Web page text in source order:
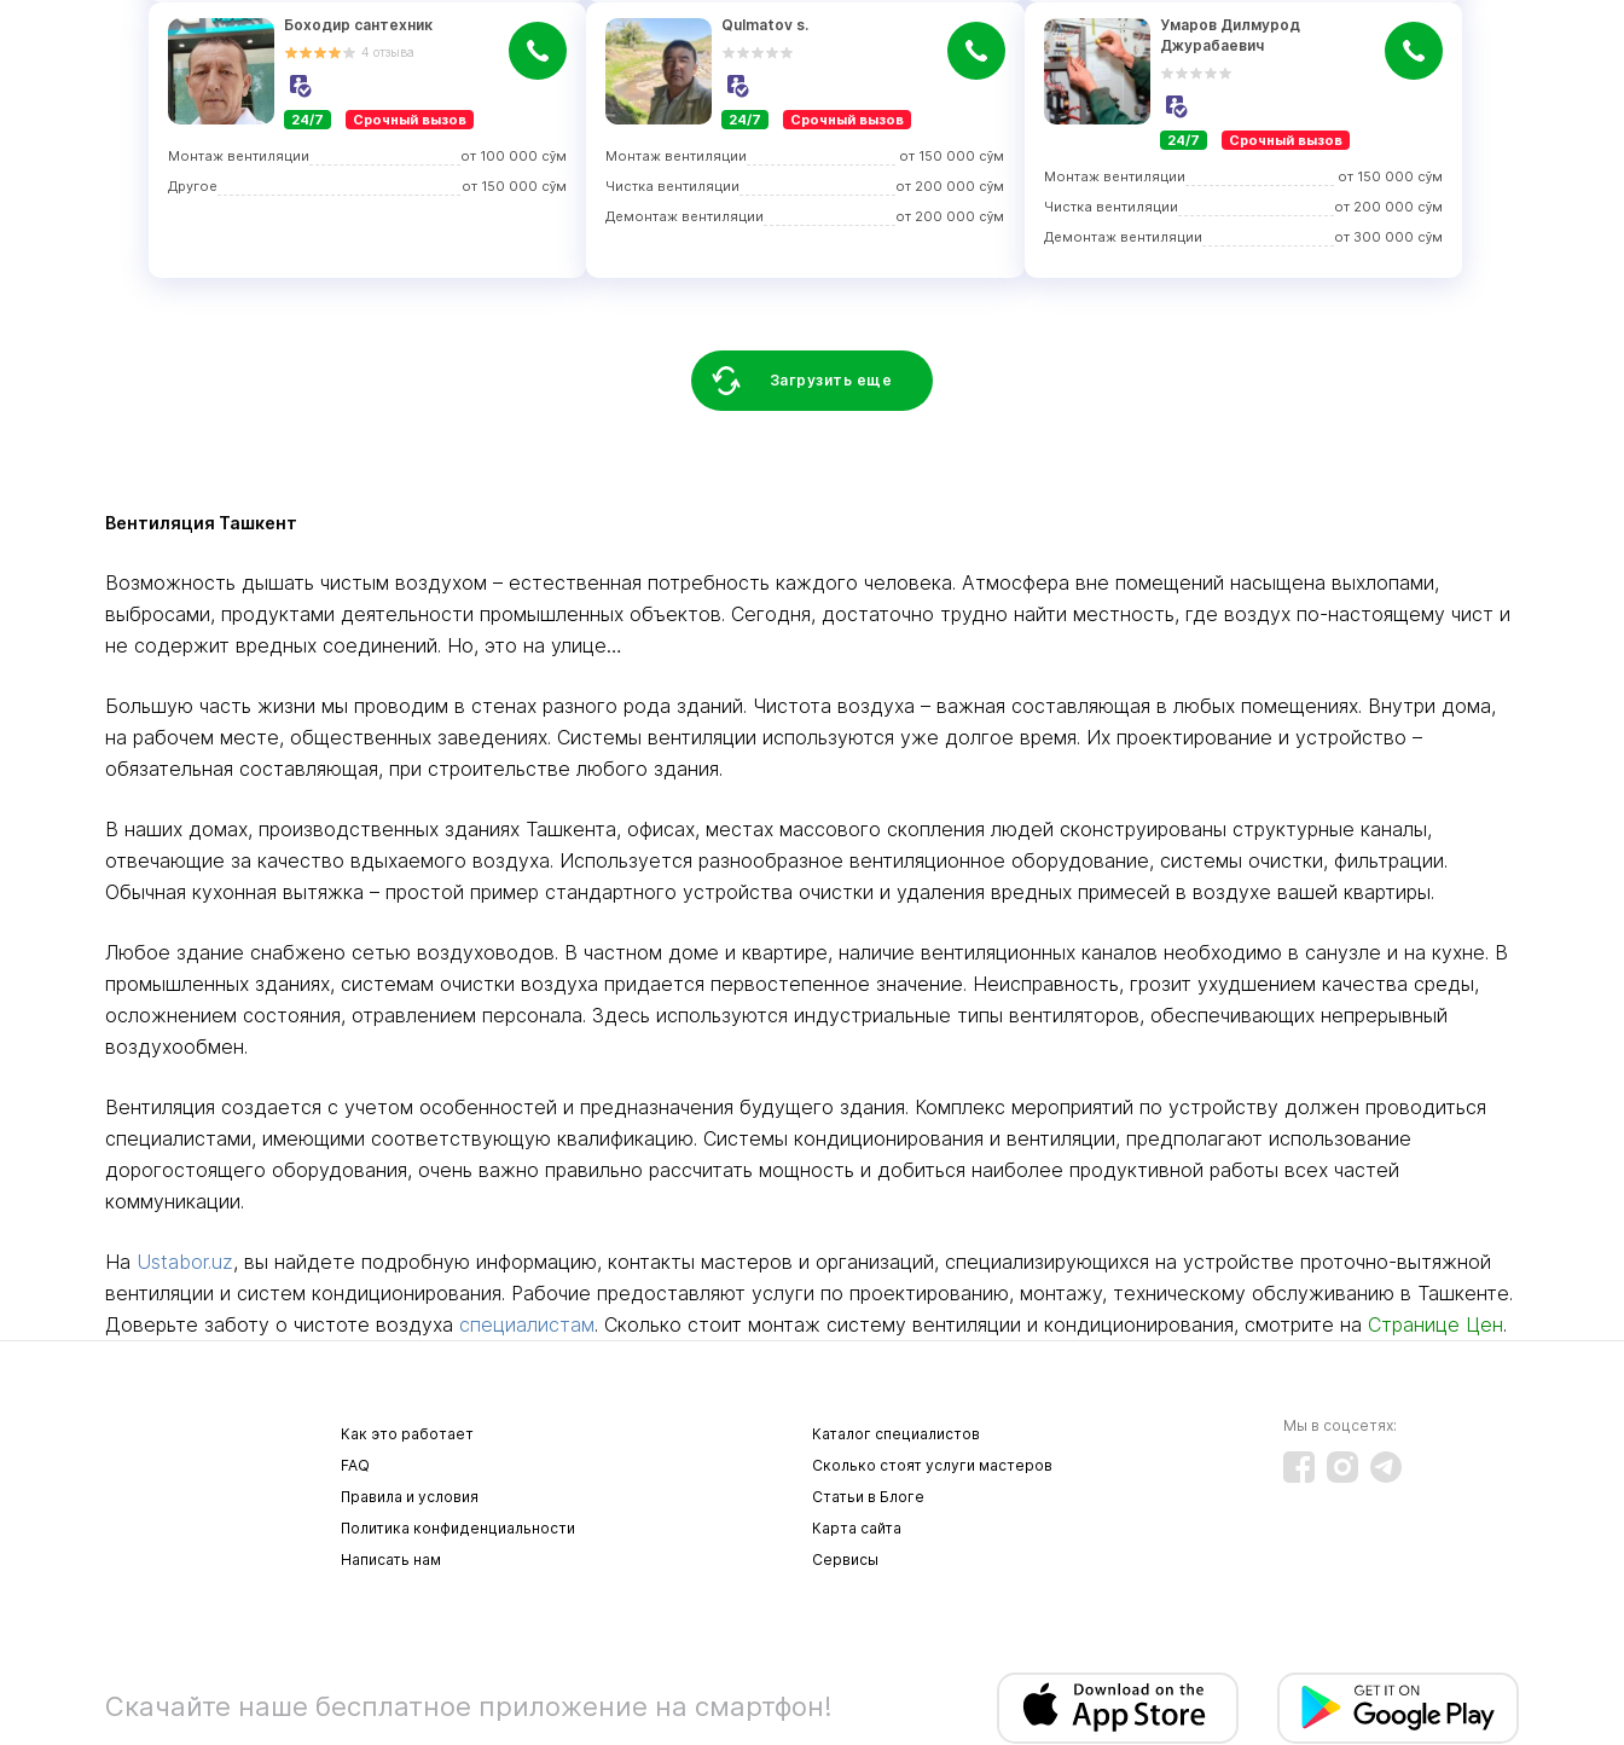
Боходир сантехник
4 отзыва
24/7 Срочный вызов
Монтаж вентиляции от 100 000 сўм
Другое
от 150 000 сўм
Qulmatov s.
24/7 Срочный вызов
Монтаж вентиляции от 150 000 сўм
Чистка вентиляции
от 200 000 сўм
Демонтаж вентиляции
от 200 000 сўм
Умаров Дилмурод
Джурабаевич
24/7 Срочный вызов
Монтаж вентиляции от 150 000 сўм
Чистка вентиляции
от 200 000 сўм
Демонтаж вентиляции
от 300 000 сўм
Загрузить еще
Вентиляция Ташкент
Возможность дышать чистым воздухом – естественная потребность каждого человека. Атмосфера вне помещений насыщена выхлопами,
выбросами, продуктами деятельности промышленных объектов. Сегодня, достаточно трудно найти местность, где воздух по-настоящему чист и
не содержит вредных соединений. Но, это на улице…
Большую часть жизни мы проводим в стенах разного рода зданий. Чистота воздуха – важная составляющая в любых помещениях. Внутри дома,
на рабочем месте, общественных заведениях. Системы вентиляции используются уже долгое время. Их проектирование и устройство –
обязательная составляющая, при строительстве любого здания.
В наших домах, производственных зданиях Ташкента, офисах, местах массового скопления людей сконструированы структурные каналы,
отвечающие за качество вдыхаемого воздуха. Используется разнообразное вентиляционное оборудование, системы очистки, фильтрации.
Обычная кухонная вытяжка – простой пример стандартного устройства очистки и удаления вредных примесей в воздухе вашей квартиры.
Любое здание снабжено сетью воздуховодов. В частном доме и квартире, наличие вентиляционных каналов необходимо в санузле и на кухне. В
промышленных зданиях, системам очистки воздуха придается первостепенное значение. Неисправность, грозит ухудшением качества среды,
осложнением состояния, отравлением персонала. Здесь используются индустриальные типы вентиляторов, обеспечивающих непрерывный
воздухообмен.
Вентиляция создается с учетом особенностей и предназначения будущего здания. Комплекс мероприятий по устройству должен проводиться
специалистами, имеющими соответствующую квалификацию. Системы кондиционирования и вентиляции, предполагают использование
дорогостоящего оборудования, очень важно правильно рассчитать мощность и добиться наиболее продуктивной работы всех частей
коммуникации.
На Ustabor.uz, вы найдете подробную информацию, контакты мастеров и организаций, специализирующихся на устройстве проточно-вытяжной
вентиляции и систем кондиционирования. Рабочие предоставляют услуги по проектированию, монтажу, техническому обслуживанию в Ташкенте.
Доверьте заботу о чистоте воздуха специалистам. Сколько стоит монтаж систему вентиляции и кондиционирования, смотрите на Странице Цен.
Как это работает
Каталог специалистов
FAQ
Сколько стоят услуги мастеров
Правила и условия
Статьи в Блоге
Политика конфиденциальности
Карта сайта
Написать нам
Сервисы
Мы в соцсетях:
Скачайте наше бесплатное приложение на смартфон!